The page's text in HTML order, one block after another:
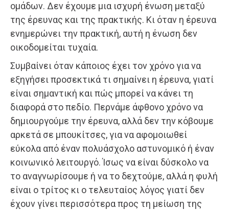
ομάδων. Δεν έχουμε μια ισχυρή ένωση μεταξύ
της έρευνας και της πρακτικής. Κι όταν η έρευνα
ενημερώνει την πρακτική, αυτή η ένωση δεν
οικοδομείται τυχαία.
Συμβαίνει όταν κάποιος έχει τον χρόνο για να
εξηγήσει προσεκτικά τι σημαίνει η έρευνα, γιατί
είναι σημαντική και πώς μπορεί να κάνει τη
διαφορά στο πεδίο. Περνάμε άφθονο χρόνο να
δημιουργούμε την έρευνα, αλλά δεν την κόβουμε
αρκετά σε μπουκίτσες, για να αφομοιωθεί
εύκολα από έναν πολυάσχολο αστυνομικό ή έναν
κοινωνικό λειτουργό. Ίσως να είναι δύσκολο να
το αναγνωρίσουμε ή να το δεχτούμε, αλλά η φυλή
είναι ο τρίτος κι ο τελευταίος λόγος γιατί δεν
έχουν γίνει περισσότερα προς τη μείωση της